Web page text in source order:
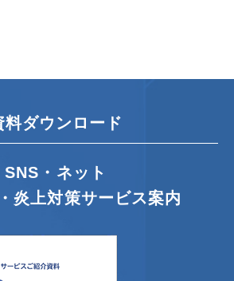
料ダウンロード
SNS・ネット
炎上対策サービス案内